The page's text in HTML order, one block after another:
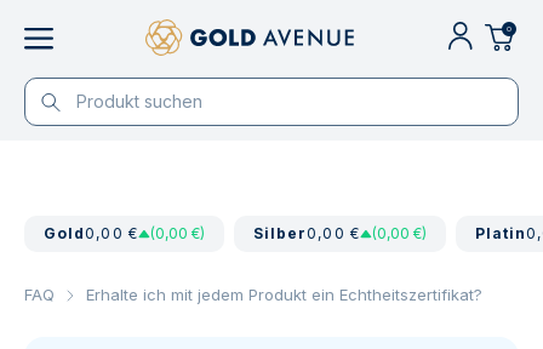
0
Gold0,00 € (0,00 €) Silber0,00 € (0,00 €) Platin
FAQ Erhalte ich mit jedem Produkt ein Echtheitszertifikat?